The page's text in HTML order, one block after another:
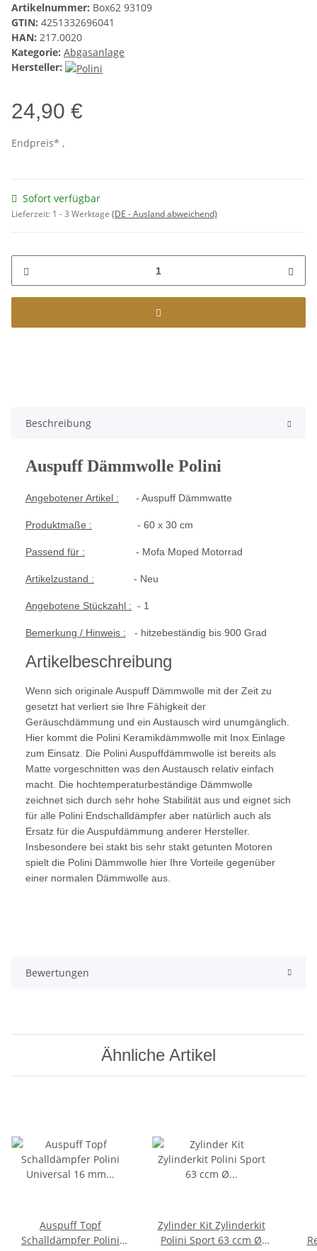
Artikelnummer: Box62 93109
GTIN: 4251332696041
HAN: 217.0020
Kategorie: Abgasanlage
Hersteller:
24,90 €
Endpreis* ,
Sofort verfügbar
Lieferzeit: 1 - 3 Werktage (DE - Ausland abweichend)
Beschreibung
Auspuff Dämmwolle Polini
Angebotener Artikel : - Auspuff Dämmwatte
Produktmaße : - 60 x 30 cm
Passend für : - Mofa Moped Motorrad
Artikelzustand : - Neu
Angebotene Stückzahl : - 1
Bemerkung / Hinweis : - hitzebeständig bis 900 Grad
Artikelbeschreibung
Wenn sich originale Auspuff Dämmwolle mit der Zeit zu
gesetzt hat verliert sie Ihre Fähigkeit der
Geräuschdämmung und ein Austausch wird unumgänglich.
Hier kommt die Polini Keramikdämmwolle mit Inox Einlage
zum Einsatz. Die Polini Auspuffdämmwolle ist bereits als
Matte vorgeschnitten was den Austausch relativ einfach
macht. Die hochtemperaturbeständige Dämmwolle
zeichnet sich durch sehr hohe Stabilität aus und eignet sich
für alle Polini Endschalldämpfer aber natürlich auch als
Ersatz für die Auspufdämmung anderer Hersteller.
Insbesondere bei stakt bis sehr stakt getunten Motoren
spielt die Polini Dämmwolle hier Ihre Vorteile gegenüber
einer normalen Dämmwolle aus.
Bewertungen
Ähnliche Artikel
Auspuff Topf
Schalldämpfer Polini
Zylinder Kit Zylinderkit
Polini Sport 63 ccm Ø